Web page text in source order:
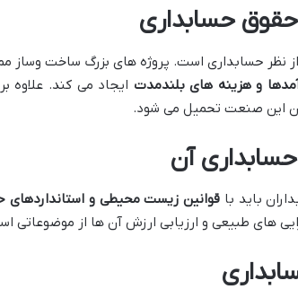
حسابداری
نظر حسابداری است. پروژه های بزرگ ساخت وساز
و هزینه های بلندمدت ایجاد می کند. علاوه
این صنعت تحمیل می شود.
آن
باید با قوانین زیست محیطی و
های طبیعی و ارزیابی ارزش آن ها از موضوعاتی